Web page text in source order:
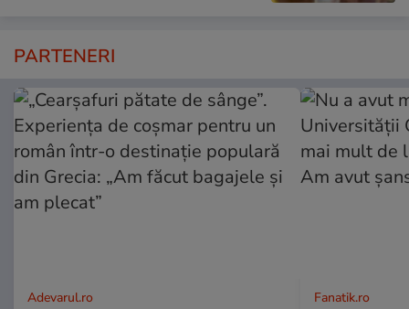
PARTENERI
Adevarul.ro Fanatik.ro